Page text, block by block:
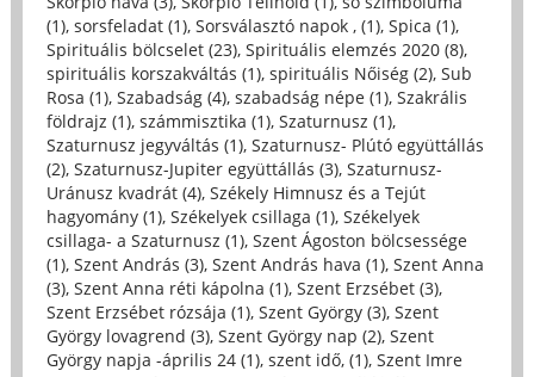
(1), sorsfeladat (1), Sorsválasztó napok , (1), Spica (1),
Spirituális bölcselet (23), Spirituális elemzés 2020 (8),
spirituális korszakváltás (1), spirituális Nőiség (2), Sub
Rosa (1), Szabadság (4), szabadság népe (1), Szakrális
földrajz (1), számmisztika (1), Szaturnusz (1),
Szaturnusz jegyváltás (1), Szaturnusz- Plútó együttállás
(2), Szaturnusz-Jupiter együttállás (3), Szaturnusz-
Uránusz kvadrát (4), Székely Himnusz és a Tejút
hagyomány (1), Székelyek csillaga (1), Székelyek
csillaga- a Szaturnusz (1), Szent Ágoston bölcsessége
(1), Szent András (3), Szent András hava (1), Szent Anna
(3), Szent Anna réti kápolna (1), Szent Erzsébet (3),
Szent Erzsébet rózsája (1), Szent György (3), Szent
György lovagrend (3), Szent György nap (2), Szent
György napja -április 24 (1), szent idő, (1), Szent Imre